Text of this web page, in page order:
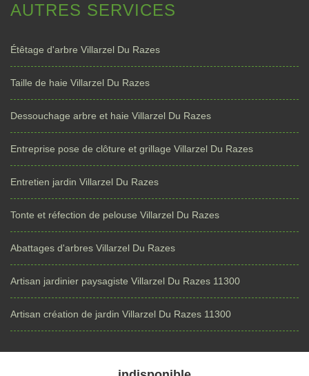
AUTRES SERVICES
Étêtage d'arbre Villarzel Du Razes
Taille de haie Villarzel Du Razes
Dessouchage arbre et haie Villarzel Du Razes
Entreprise pose de clôture et grillage Villarzel Du Razes
Entretien jardin Villarzel Du Razes
Tonte et réfection de pelouse Villarzel Du Razes
Abattages d'arbres Villarzel Du Razes
Artisan jardinier paysagiste Villarzel Du Razes 11300
Artisan création de jardin Villarzel Du Razes 11300